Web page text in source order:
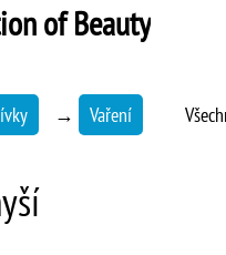
of Beauty
→ Vaření